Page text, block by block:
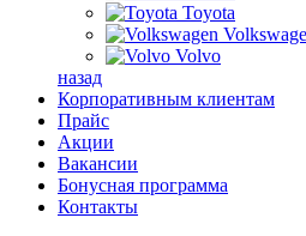
Toyota
Volvo
назад
Корпоративным клиентам
Прайс
Акции
Вакансии
Бонусная программа
Контакты